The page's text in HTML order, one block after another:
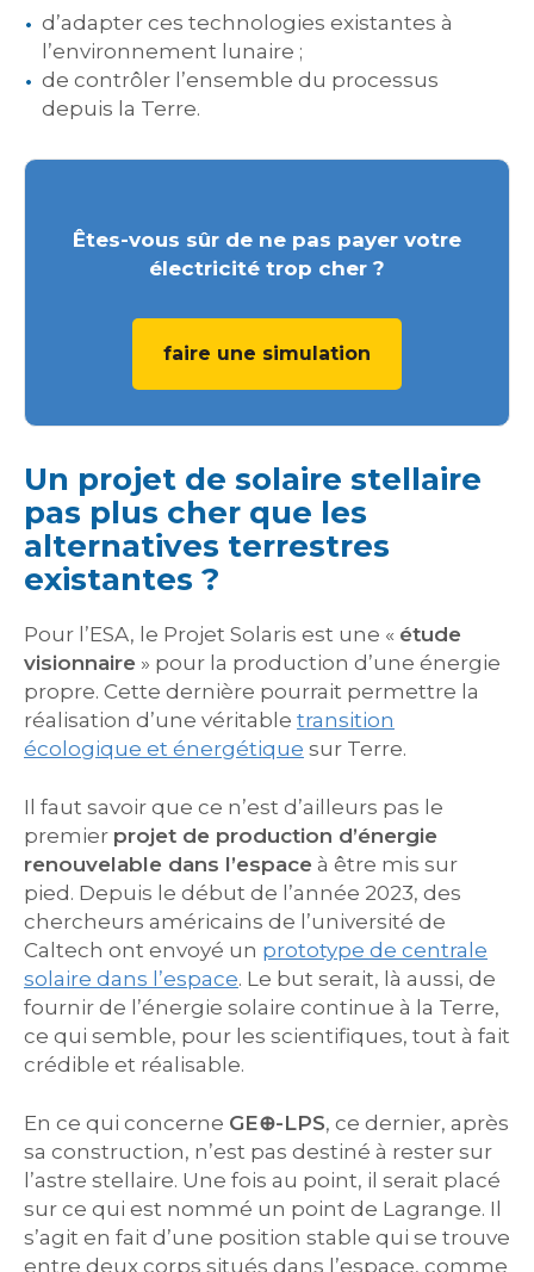
d’adapter ces technologies existantes à
l’environnement lunaire ;
de contrôler l’ensemble du processus
depuis la Terre.
Êtes-vous sûr de ne pas payer votre
électricité trop cher ?
faire une simulation
Un projet de solaire stellaire
pas plus cher que les
alternatives terrestres
existantes ?
Pour l’ESA, le Projet Solaris est une « étude
visionnaire » pour la production d’une énergie
propre. Cette dernière pourrait permettre la
réalisation d’une véritable transition
écologique et énergétique sur Terre.
Il faut savoir que ce n’est d’ailleurs pas le
premier projet de production d’énergie
renouvelable dans l’espace à être mis sur
pied. Depuis le début de l’année 2023, des
chercheurs américains de l’université de
Caltech ont envoyé un prototype de centrale
solaire dans l’espace. Le but serait, là aussi, de
fournir de l’énergie solaire continue à la Terre,
ce qui semble, pour les scientifiques, tout à fait
crédible et réalisable.
En ce qui concerne GE⊕-LPS, ce dernier, après
sa construction, n’est pas destiné à rester sur
l’astre stellaire. Une fois au point, il serait placé
sur ce qui est nommé un point de Lagrange. Il
s’agit en fait d’une position stable qui se trouve
entre deux corps situés dans l’espace, comme